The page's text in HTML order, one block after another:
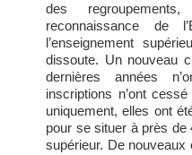
des
reconnaissance de
l’enseignement
dissoute. Un nouveau
dernières années
inscriptions n’ont
uniquement, elles ont
pour se situer à près de
supérieur. De nouveaux